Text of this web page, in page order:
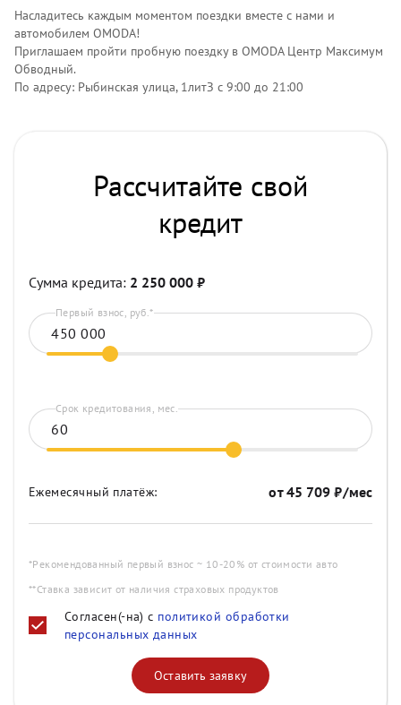
Насладитесь каждым моментом поездки вместе с нами и
автомобилем OMODA!
Приглашаем пройти пробную поездку в OMODA Центр Максимум
Обводный.
По адресу: Рыбинская улица, 1литЗ с 9:00 до 21:00
Рассчитайте свой
кредит
Сумма кредита: 2 250 000 ₽
Первый взнос, руб.*
Срок кредитования, мес.
Ежемесячный платёж: от45 709 ₽/мес
*Рекомендованный первый взнос ~ 10-20% от стоимости авто
**Ставка зависит от наличия страховых продуктов
Согласен(-на) с политикой обработки
персональных данных
Оставить заявку